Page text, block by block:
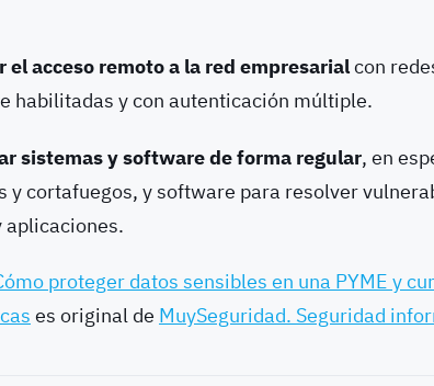
el acceso remoto a la red empresarialcon
habilitadas y con autenticación múltiple.
sistemas y software de forma regular, en
y cortafuegos, y software para resolver
aplicaciones.
proteger datos sensibles en una PYME y
es original de MuySeguridad. Seguridad